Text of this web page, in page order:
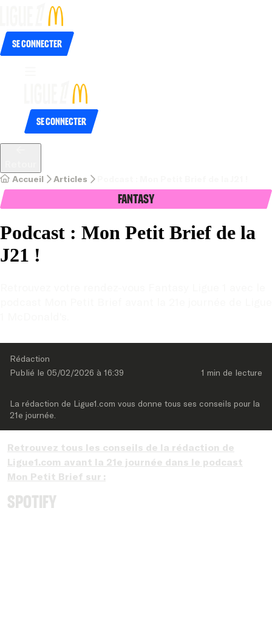
Se connecter
Se connecter
Accueil Articles
Fantasy
Podcast : Mon Petit Brief de la
J21 !
Rédaction
Publié le 05/02/2026 à 16:39 1 min de lecture
La rédaction de Ligue1.com vous donne tous ses conseils pour la
21e journée.
Retrouvez tous les conseils de la rédaction de
Ligue1.com avant la 21e journée dans le podcast
Mon Petit Brief sur :
Spotify